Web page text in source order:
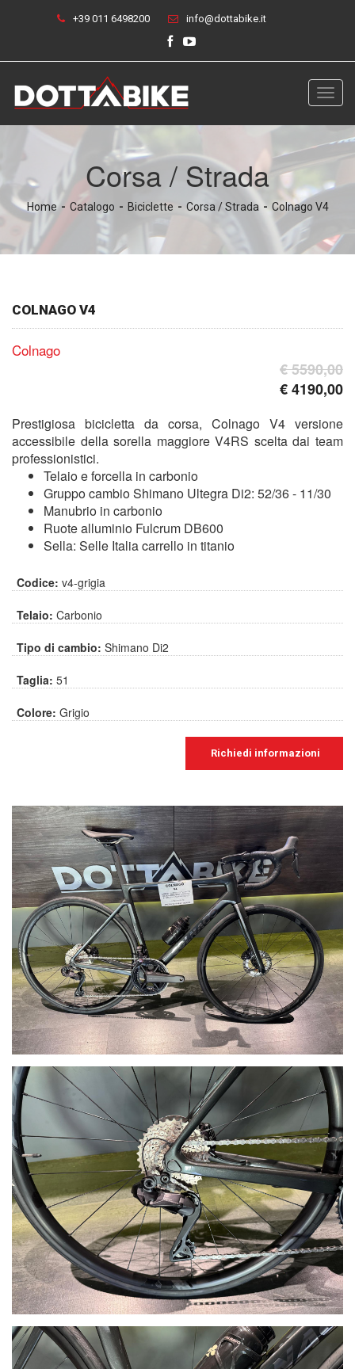
+39 011 6498200 info@dottabike.it
Corsa / Strada
Home Catalogo Biciclette Corsa / Strada Colnago V4
COLNAGO V4
Colnago
€ 5590,00
€ 4190,00
Prestigiosa bicicletta da corsa, Colnago V4 versione
accessibile della sorella maggiore V4RS scelta dai team
professionistici.
Telaio e forcella in carbonio
Gruppo cambio Shimano Ultegra Di2: 52/36 - 11/30
Manubrio in carbonio
Ruote alluminio Fulcrum DB600
Sella: Selle Italia carrello in titanio
Codice: v4-grigia
Telaio: Carbonio
Tipo di cambio: Shimano Di2
Taglia: 51
Colore: Grigio
Richiedi informazioni